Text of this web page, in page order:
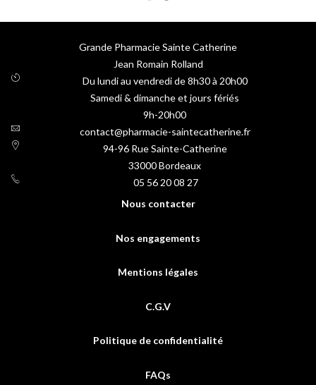
Grande Pharmacie Sainte Catherine
Jean Romain Rolland
Du lundi au vendredi de 8h30 à 20h00
Samedi & dimanche et jours fériés
9h-20h00
contact@pharmacie-saintecatherine.fr
94-96 Rue Sainte-Catherine
33000Bordeaux
05 56 20 08 27
Nous contacter
Nos engagements
Mentions légales
C.G.V
Politique de confidentialité
FAQs